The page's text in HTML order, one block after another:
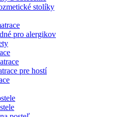
stolíky
pro alergikov
pre hostí